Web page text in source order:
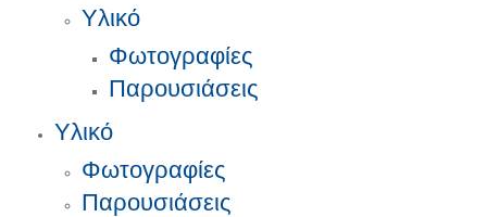
Υλικό
Φωτογραφίες
Παρουσιάσεις
Υλικό
Φωτογραφίες
Παρουσιάσεις